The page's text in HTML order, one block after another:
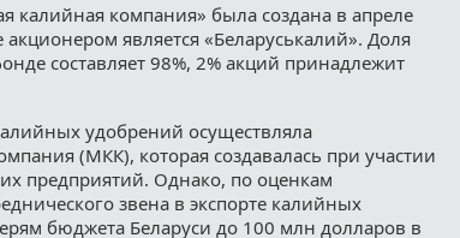
калийная компания» была создана в апреле
является «Беларуськалий». Доля
составляет 98%, 2% акций принадлежит
удобрений осуществляла
(МКК), которая создавалась при участии
предприятий. Однако, по оценкам
звена в экспорте калийных
бюджета Беларуси до 100 млн долларов в